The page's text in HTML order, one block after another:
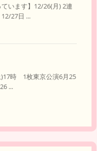
います】12/26(月) 2連
27日 ...
)17時 1枚東京公演6月25
...